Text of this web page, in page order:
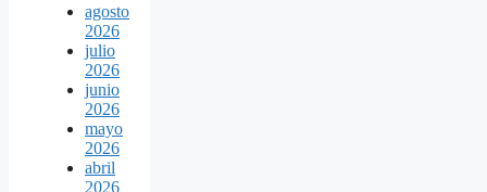
agosto
2026
julio
2026
junio
2026
mayo
2026
abril
2026